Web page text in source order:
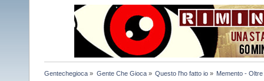
Gentechegioca » Gente Che Gioca» Questo l'ho fatto io» Memento - Oltre